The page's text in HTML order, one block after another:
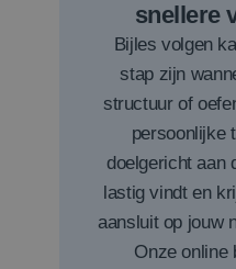
snellere
Bijles volgen
stap zijn
structuur of
persoonlijke
doelgericht aan
lastig vindt en
aansluit op jouw
Onze online